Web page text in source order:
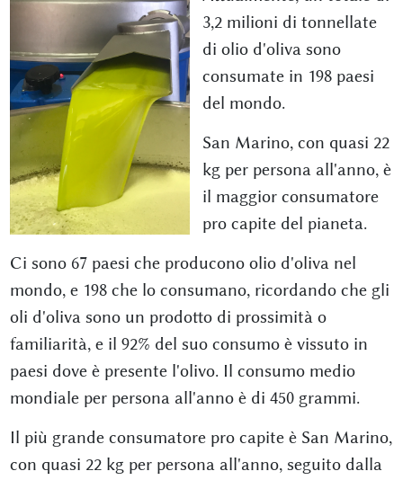
3,2 milioni di tonnellate
di olio d'oliva sono
consumate in 198 paesi
del mondo.
San Marino, con quasi 22
kg per persona all'anno, è
il maggior consumatore
pro capite del pianeta.
Ci sono 67 paesi che producono olio d'oliva nel
mondo, e 198 che lo consumano, ricordando che gli
oli d'oliva sono un prodotto di prossimità o
familiarità, e il 92% del suo consumo è vissuto in
paesi dove è presente l'olivo. Il consumo medio
mondiale per persona all'anno è di 450 grammi.
Il più grande consumatore pro capite è San Marino,
con quasi 22 kg per persona all'anno, seguito dalla